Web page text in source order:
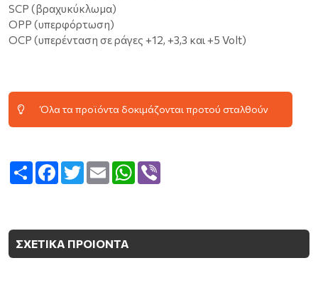
SCP (βραχυκύκλωμα)
OPP (υπερφόρτωση)
OCP (υπερένταση σε ράγες +12, +3,3 και +5 Volt)
Όλα τα προϊόντα δοκιμάζονται προτού σταλθούν
ShareFacebook
TwitterEmail WhatsApp
ΣΧΕΤΙΚΑ ΠΡΟΙΟΝΤΑ